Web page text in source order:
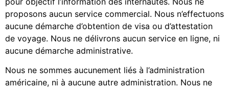
proposons aucun service commercial. Nous n’effectuons
aucune démarche d’obtention de visa ou d’attestation
de voyage. Nous ne délivrons aucun service en ligne, ni
aucune démarche administrative.
Nous ne sommes aucunement liés à l’administration
américaine, ni à aucune autre administration. Nous ne